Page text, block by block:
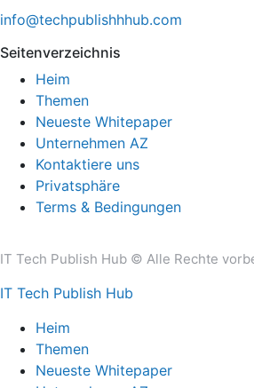
info@techpublishhhub.com
Seitenverzeichnis
Heim
Themen
Neueste Whitepaper
Unternehmen AZ
Kontaktiere uns
Privatsphäre
Terms & Bedingungen
IT Tech Publish Hub © Alle Rechte
IT Tech Publish Hub
Heim
Themen
Neueste Whitepaper